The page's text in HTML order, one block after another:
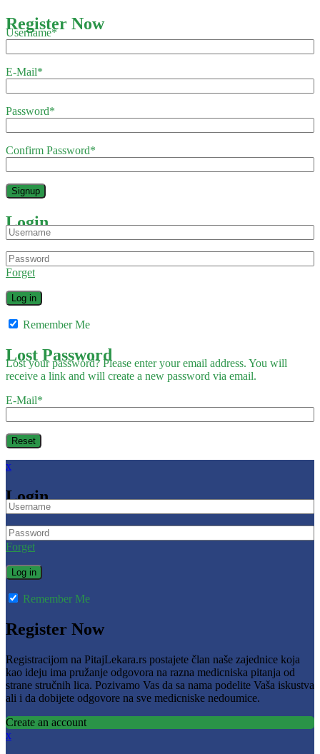
Register Now
Username*
E-Mail*
Password*
Confirm Password*
Login
Forget
Remember Me
Lost Password
Lost your password? Please enter your email address. You will
receive a link and will create a new password via email.
E-Mail*
x
Login
Forget
Remember Me
Register Now
Registracijom na PitajLekara.rs postajete član naše zajednice koja
kao ideju ima pružanje odgovora na razna medicniska pitanja od
strane stručnih lica. Pozivamo Vas da sa nama podelite Vaša iskustva
ali i da dobijete odgovore na sve medicniske nedoumice.
Create an account
x